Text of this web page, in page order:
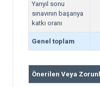
Yarıyıl sonu
sınavının başarıya
katkı oranı
Genel toplam
Önerilen Veya